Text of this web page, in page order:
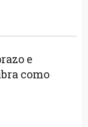
e
como